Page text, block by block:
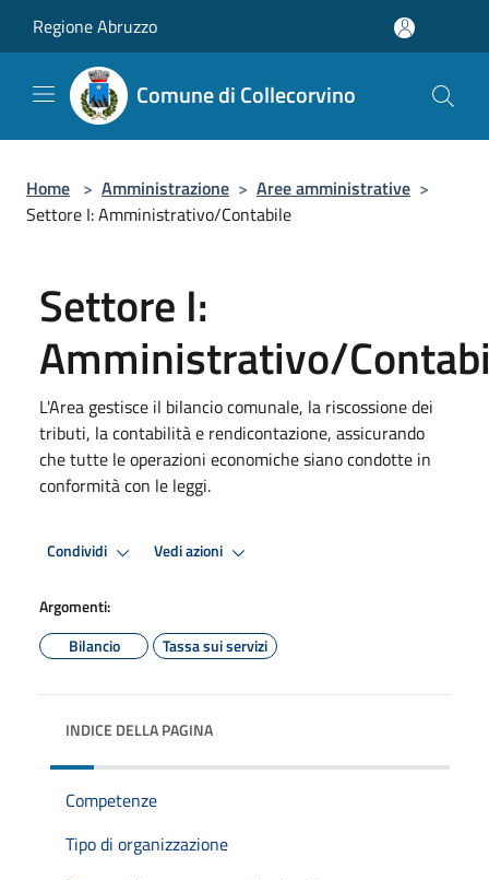
Regione Abruzzo
Comune di Collecorvino
Home > Amministrazione > Aree amministrative >
Settore I: Amministrativo/Contabile
Settore I:
Amministrativo/
L'Area gestisce il bilancio comunale, la riscossione dei
tributi, la contabilità e rendicontazione, assicurando
che tutte le operazioni economiche siano condotte in
conformità con le leggi.
Condividi Vedi azioni
Argomenti:
Bilancio
Tassa sui servizi
INDICE DELLA PAGINA
Competenze
Tipo di organizzazione